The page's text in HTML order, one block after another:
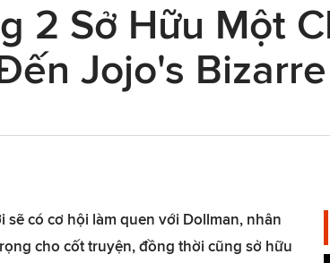
2 Sở Hữu Một
Jojo's
có cơ hội làm quen với Dollman, nhân
cho cốt truyện, đồng thời cũng sở hữu